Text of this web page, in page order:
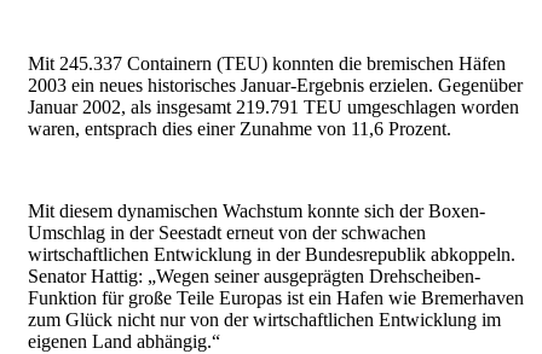
Mit 245.337 Containern (TEU) konnten die bremischen Häfen
2003 ein neues historisches Januar-Ergebnis erzielen. Gegenüber
Januar 2002, als insgesamt 219.791 TEU umgeschlagen worden
waren, entsprach dies einer Zunahme von 11,6 Prozent.
Mit diesem dynamischen Wachstum konnte sich der Boxen-
Umschlag in der Seestadt erneut von der schwachen
wirtschaftlichen Entwicklung in der Bundesrepublik abkoppeln.
Senator Hattig: „Wegen seiner ausgeprägten Drehscheiben-
Funktion für große Teile Europas ist ein Hafen wie Bremerhaven
zum Glück nicht nur von der wirtschaftlichen Entwicklung im
eigenen Land abhängig.“